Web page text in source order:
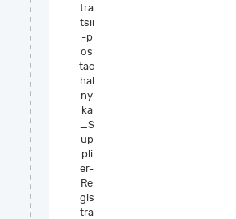
tra
tsii
-p
os
tac
hal
ny
ka
_S
up
pli
er-
Re
gis
tra